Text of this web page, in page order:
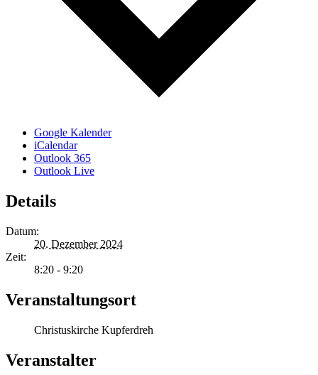
Google Kalender
iCalendar
Outlook 365
Outlook Live
Details
Datum:
20. Dezember 2024
Zeit:
8:20 - 9:20
Veranstaltungsort
Christuskirche Kupferdreh
Veranstalter